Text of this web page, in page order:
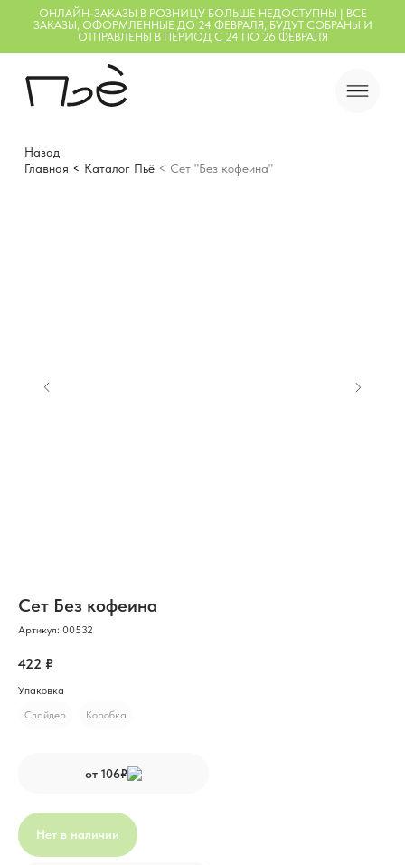
ОНЛАЙН-ЗАКАЗЫ В РОЗНИЦУ БОЛЬШЕ НЕДОСТУПНЫ | ВСЕ
ЗАКАЗЫ, ОФОРМЛЕННЫЕ ДО 24 ФЕВРАЛЯ, БУДУТ СОБРАНЫ И
ОТПРАВЛЕНЫ В ПЕРИОД С 24 ПО 26 ФЕВРАЛЯ
Назад
Сет Без кофеина
Артикул: 00532
422 ₽
Упаковка
Слайдер
Коробка
от 106₽
Нет в наличии